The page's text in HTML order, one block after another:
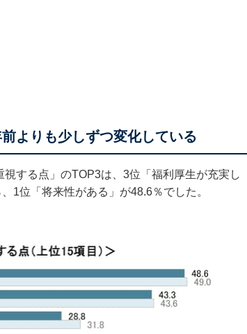
よりも少しずつ変化している
する点」のTOP3は、3位「福利厚生が充実し
1位「将来性がある」が48.6％でした。